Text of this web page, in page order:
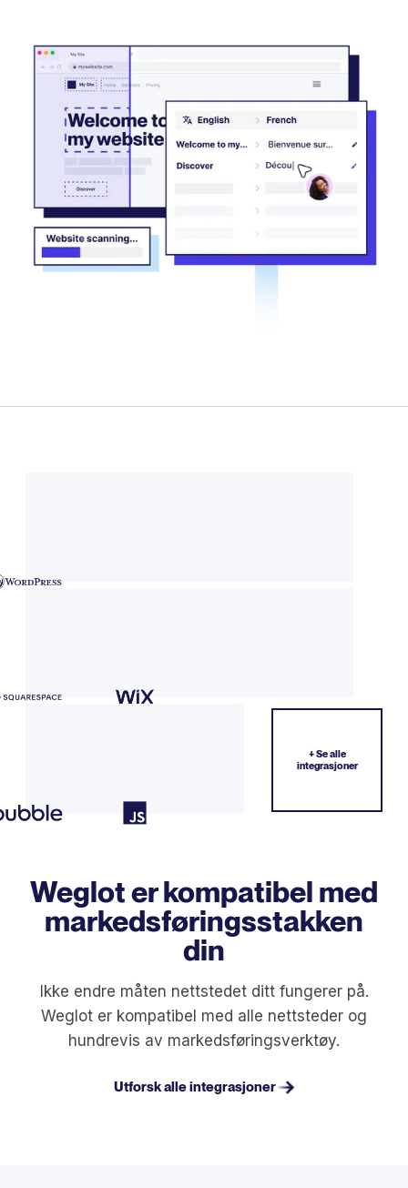
+ Se alle
integrasjoner
Weglot er kompatibel med
markedsføringsstakken
din
Ikke endre måten nettstedet ditt fungerer på.
Weglot er kompatibel med alle nettsteder og
hundrevis av markedsføringsverktøy.
Utforsk alle integrasjoner